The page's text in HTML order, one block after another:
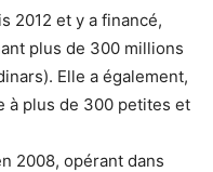
2012 et y a financé,
plus de 300 millions
Elle a également,
à plus de 300 petites et
2008, opérant dans